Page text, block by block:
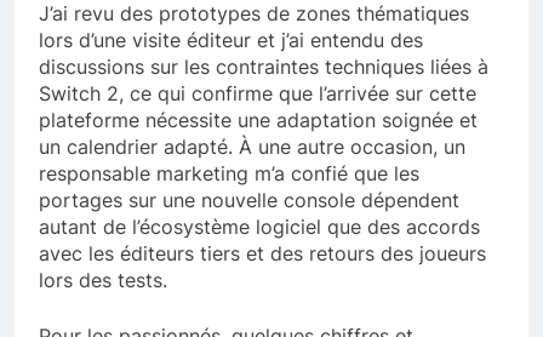
J’ai revu des prototypes de zones thématiques
lors d’une visite éditeur et j’ai entendu des
discussions sur les contraintes techniques liées à
Switch 2, ce qui confirme que l’arrivée sur cette
plateforme nécessite une adaptation soignée et
un calendrier adapté. À une autre occasion, un
responsable marketing m’a confié que les
portages sur une nouvelle console dépendent
autant de l’écosystème logiciel que des accords
avec les éditeurs tiers et des retours des joueurs
lors des tests.